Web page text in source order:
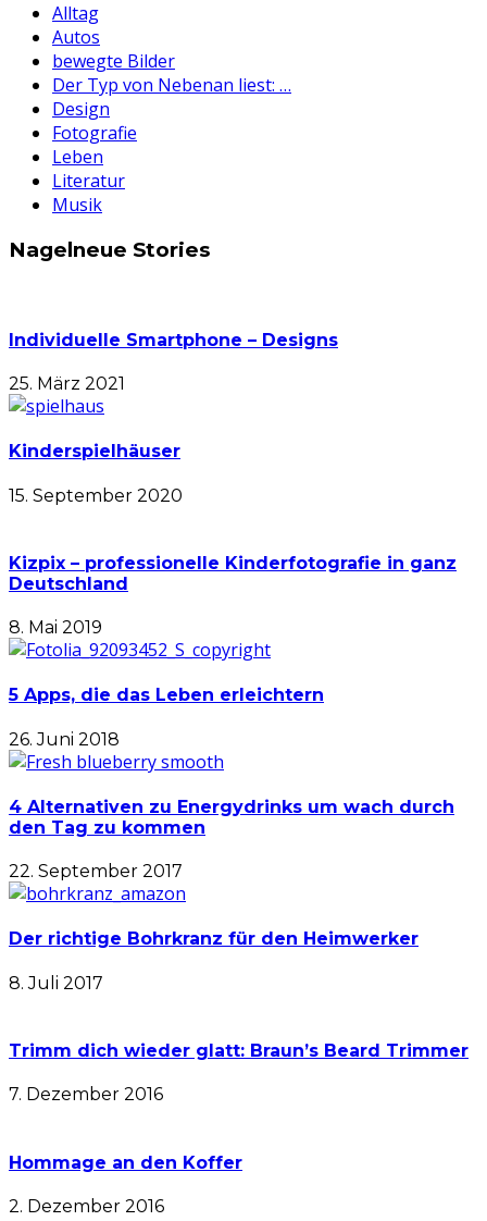
Alltag
Autos
bewegte Bilder
Der Typ von Nebenan liest: …
Design
Fotografie
Leben
Literatur
Musik
Nagelneue Stories
Individuelle Smartphone – Designs
25. März 2021
Kinderspielhäuser
15. September 2020
Kizpix – professionelle Kinderfotografie in ganz
Deutschland
8. Mai 2019
5 Apps, die das Leben erleichtern
26. Juni 2018
4 Alternativen zu Energydrinks um wach durch
den Tag zu kommen
22. September 2017
Der richtige Bohrkranz für den Heimwerker
8. Juli 2017
Trimm dich wieder glatt: Braun’s Beard Trimmer
7. Dezember 2016
Hommage an den Koffer
2. Dezember 2016